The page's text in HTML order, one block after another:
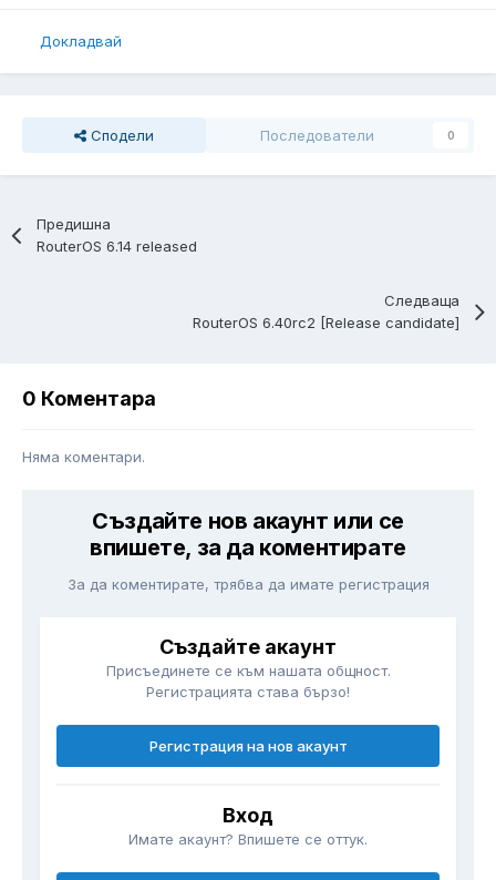
Докладвай
Сподели Последователи 0
Предишна
RouterOS 6.14 released
Следваща
RouterOS 6.40rc2 [Release candidate]
0 Коментара
Няма коментари.
Създайте нов акаунт или се
впишете, за да коментирате
За да коментирате, трябва да имате регистрация
Създайте акаунт
Присъединете се към нашата общност.
Регистрацията става бързо!
Регистрация на нов акаунт
Вход
Имате акаунт? Впишете се оттук.